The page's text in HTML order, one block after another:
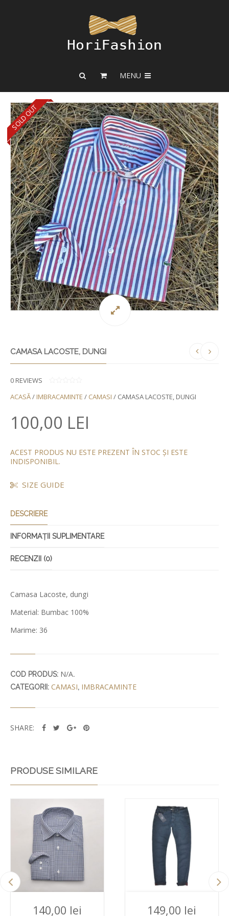
MENU
SOLD OUT
CAMASA LACOSTE, DUNGI
0 REVIEWS
D
5
ACASĂ/IMBRACAMINTE / CAMASI / CAMASA LACOSTE, DUNGI
100,00 LEI
ACEST PRODUS NU ESTE PREZENT ÎN STOC ȘI ESTE
INDISPONIBIL.
SIZE GUIDE
DESCRIERE
INFORMAȚII SUPLIMENTARE
RECENZII (0)
Camasa Lacoste, dungi
Material: Bumbac 100%
Marime: 36
COD PRODUS: N/A.
CATEGORII: CAMASI, IMBRACAMINTE
SHARE:
PRODUSE SIMILARE
140,00 lei 149,00 lei